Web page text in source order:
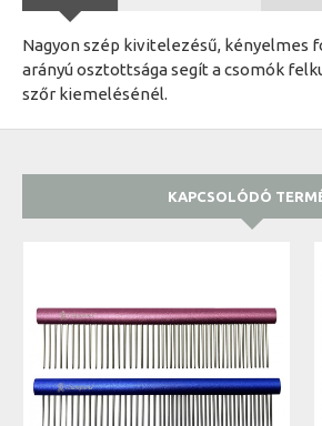
Nagyon szép kivitelezésű, kényelmes
arányú osztottsága segít a csomók
szőr kiemelésénél.
KAPCSOLÓDÓ